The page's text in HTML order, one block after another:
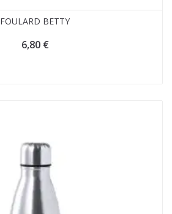
FOULARD BETTY
6,80 €